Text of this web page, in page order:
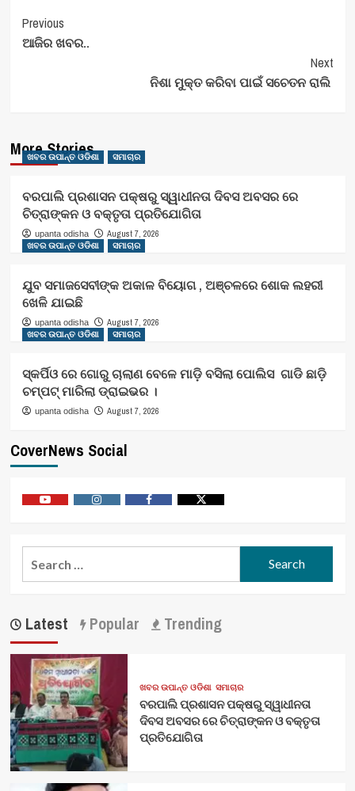
Post
Navigation
Previous
ଆଜିର ଖବର..
Next
ନିଶା ମୁକ୍ତ କରିବା ପାଇଁ ସଚେତନ ରାଲି
More Stories
ଖବର ଉପାନ୍ତ ଓଡିଶା ସମାଚାର
ବରପାଲି ପ୍ରଶାସନ ପକ୍ଷରୁ ସ୍ୱାଧୀନତା ଦିବସ ଅବସର ରେ
ଚିତ୍ରାଙ୍କନ ଓ ବକ୍ତୃତା ପ୍ରତିଯୋଗିତା
upanta odisha
August 7, 2026
ଖବର ଉପାନ୍ତ ଓଡିଶା
ସମାଚାର
ଯୁବ ସମାଜସେବୀଙ୍କ ଅକାଳ ବିୟୋଗ , ଅଞ୍ଚଳରେ ଶୋକ ଲହରୀ
ଖେଳି ଯାଇଛି
upanta odisha
August 7, 2026
ଖବର ଉପାନ୍ତ ଓଡିଶା
ସମାଚାର
ସ୍କର୍ପିଓ ରେ ଗୋରୁ ଚାଲାଣ ବେଳେ ମାଡ଼ି ବସିଲା ପୋଲିସ ଗାଡି ଛାଡ଼ି
ଚମ୍ପଟ୍ ମାରିଲା ଡ୍ରାଇଭର ।
upanta odisha August 7, 2026
CoverNews Social
Latest Popular Trending
ଖବର ଉପାନ୍ତ ଓଡିଶା ସମାଚାର
ବରପାଲି ପ୍ରଶାସନ ପକ୍ଷରୁ ସ୍ୱାଧୀନତା
ଦିବସ ଅବସର ରେ ଚିତ୍ରାଙ୍କନ ଓ ବକ୍ତୃତା
ପ୍ରତିଯୋଗିତା